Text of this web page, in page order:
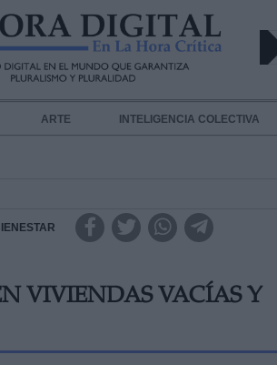
ARTE INTELIGENCIA COLECTIVA
VIVIENDAS VACÍAS Y